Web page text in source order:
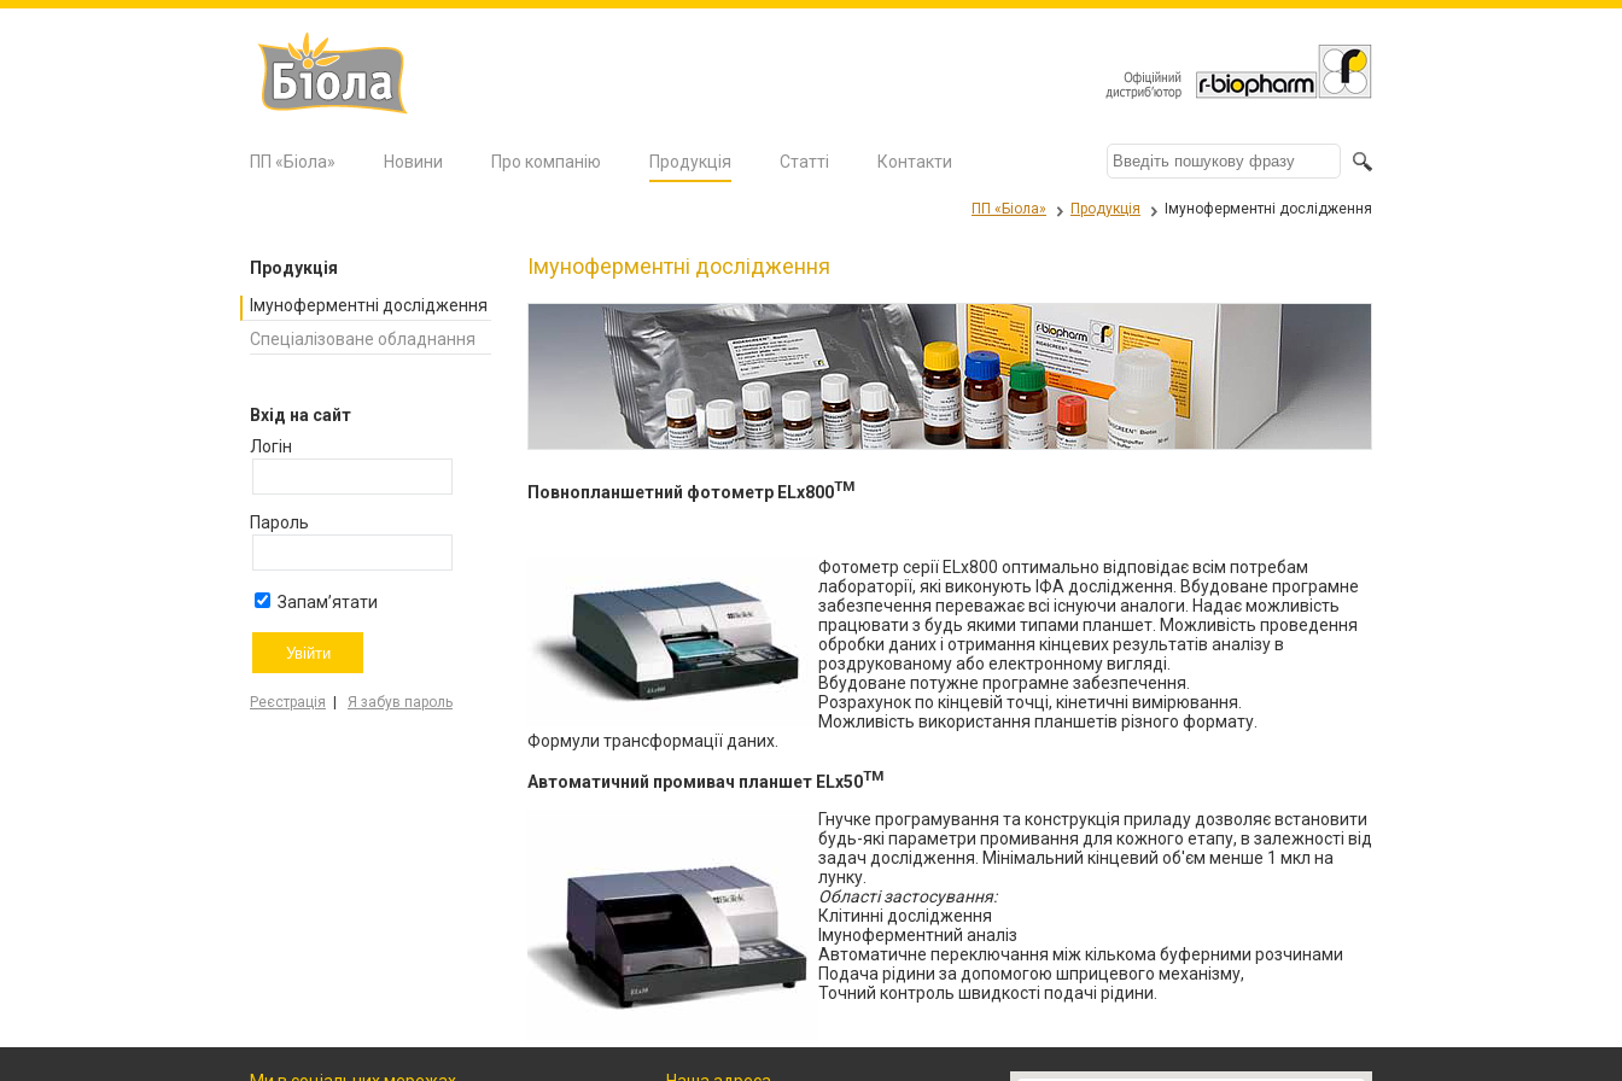
ПП «Біола» Новини Про компанію Продукція Статті Контакти
ПП «Біола» Продукція Імуноферментні дослідження
Продукція
Імуноферментні дослідження
Спеціалізоване обладнання
Вхід на сайт
Логін
Пароль
Запам’ятати
Реєстрація Я забув пароль
Імуноферментні дослідження
Повнопланшетний фотометр ELx800TM
Фотометр серії ELx800 оптимально відповідає всім потребам
лабораторії, які виконують ІФА дослідження. Вбудоване програмне
забезпечення переважає всі існуючи аналоги. Надає можливість
працювати з будь якими типами планшет. Можливість проведення
обробки даних і отримання кінцевих результатів аналізу в
роздрукованому або електронному вигляді.
Вбудоване потужне програмне забезпечення.
Розрахунок по кінцевій точці, кінетичні вимірювання.
Можливість використання планшетів різного формату.
Формули трансформації даних.
Автоматичний промивач планшет ELx50TM
Гнучке програмування та конструкція приладу дозволяє встановити
будь-які параметри промивання для кожного етапу, в залежності від
задач дослідження. Мінімальний кінцевий об'єм менше 1 мкл на
лунку.
Області застосування:
Клітинні дослідження
Імуноферментний аналіз
Автоматичне переключання між кількома буферними розчинами
Подача рідини за допомогою шприцевого механізму,
Точний контроль швидкості подачі рідини.